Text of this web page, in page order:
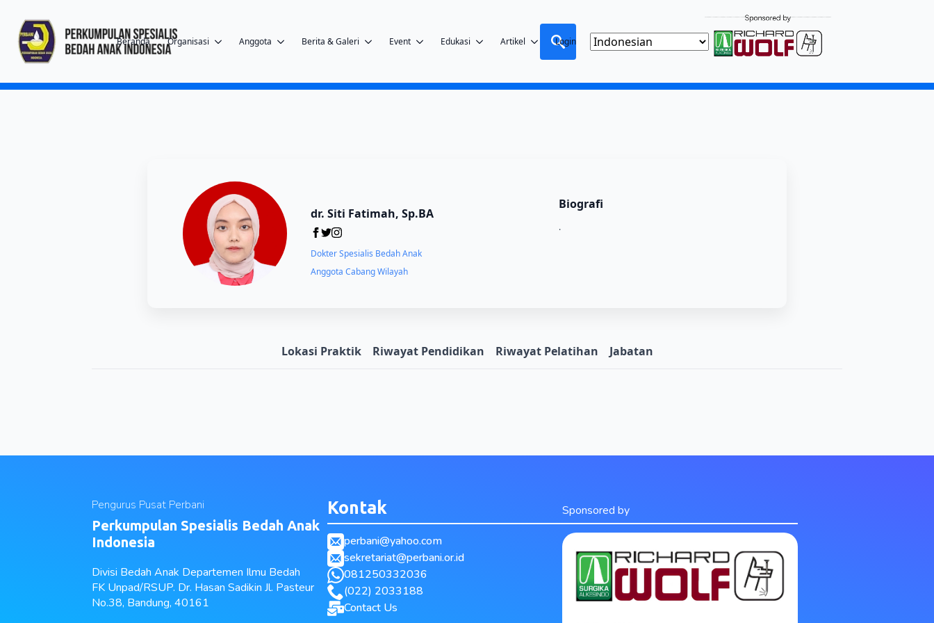
Beranda Organisasi Anggota Berita & Galeri Event Edukasi Artikel Login
for:
dr. Siti Fatimah, Sp.BA
Dokter Spesialis Bedah Anak
Anggota Cabang Wilayah
Biografi
.
Lokasi Praktik Riwayat Pendidikan Riwayat Pelatihan Jabatan
Pengurus Pusat Perbani
Perkumpulan Spesialis Bedah Anak
Indonesia
Divisi Bedah Anak Departemen Ilmu Bedah
FK Unpad/RSUP. Dr. Hasan Sadikin Jl. Pasteur
No.38, Bandung, 40161
Kontak
perbani@yahoo.com
sekretariat@perbani.or.id
081250332036
(022) 2033188
Contact Us
Sponsored by